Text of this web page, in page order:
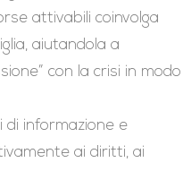
attivabili coinvolga
aiutandola a
con la crisi in modo
di informazione e
ai diritti, ai